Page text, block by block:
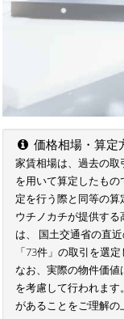
価格相場・算定
家賃相場は、過去の取
を用いて算定したも
定を行う際と同等の算
ウチノカチが提供す
は、 国土交通省の直
「73件」の取引を選
なお、実際の物件価
を考慮して行われま
があることをご理解の